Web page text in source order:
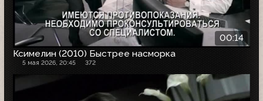
00:14
Ксимелин (2010) Быстрее насморка
5 мая 2026, 20:45 372